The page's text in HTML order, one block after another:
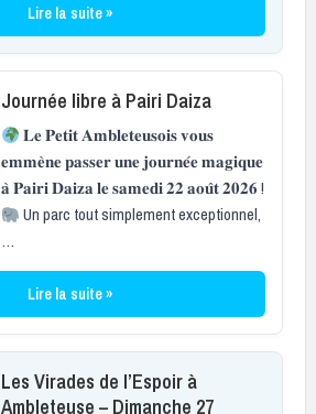
Lire la suite »
Journée libre à Pairi Daiza
𝐋𝐞 𝐏𝐞𝐭𝐢𝐭 𝐀𝐦𝐛𝐥𝐞𝐭𝐞𝐮𝐬𝐨𝐢𝐬 𝐯𝐨𝐮𝐬
𝐞𝐦𝐦𝐞̀𝐧𝐞 𝐩𝐚𝐬𝐬𝐞𝐫 𝐮𝐧𝐞 𝐣𝐨𝐮𝐫𝐧𝐞́𝐞 𝐦𝐚𝐠𝐢𝐪𝐮𝐞
𝐚̀ 𝐏𝐚𝐢𝐫𝐢 𝐃𝐚𝐢𝐳𝐚 𝐥𝐞 𝐬𝐚𝐦𝐞𝐝𝐢 𝟐𝟐 𝐚𝐨𝐮̂𝐭 𝟐𝟎𝟐𝟔 !
Un parc tout simplement exceptionnel,
…
Lire la suite »
Les Virades de l’Espoir à
Ambleteuse – Dimanche 27